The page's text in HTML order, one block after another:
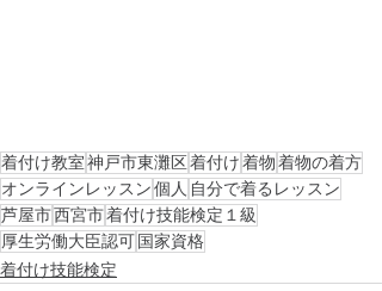
着付け教室神戸市東灘区着付け着物着物の着方
オンラインレッスン個人 自分で着るレッスン
芦屋市西宮市着付け技能検定１級
厚生労働大臣認可国家資格
着付け技能検定